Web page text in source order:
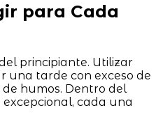
para Cada
principiante. Utilizar
una tarde con exceso de
humos. Dentro del
excepcional, cada una